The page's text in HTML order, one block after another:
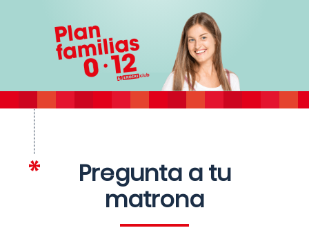
Pregunta a tu
matrona